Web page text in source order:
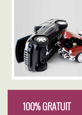
100% GRATUIT